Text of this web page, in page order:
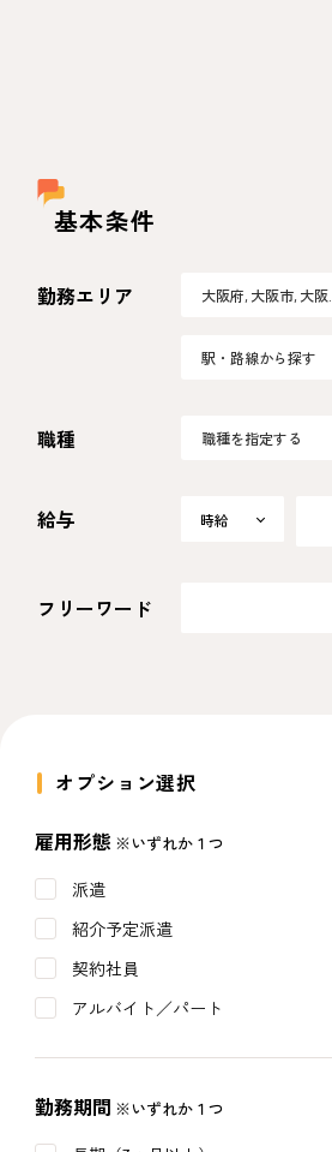
基本条件
勤務エリア 大阪府, 大阪市, 大阪…
駅・路線から探す
職種 職種を指定する
給与 時給
時給
フリーワード
オプション選択
雇用形態 ※いずれか１つ
派遣
紹介予定派遣
契約社員
アルバイト／パート
勤務期間 ※いずれか１つ